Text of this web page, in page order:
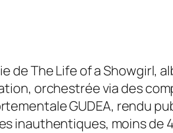
de The Life of a Showgirl,
orchestrée via des
GUDEA, rendu
inauthentiques, moins de